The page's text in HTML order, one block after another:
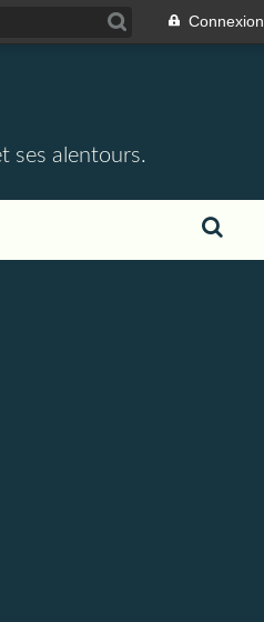
Connexion
ses alentours.